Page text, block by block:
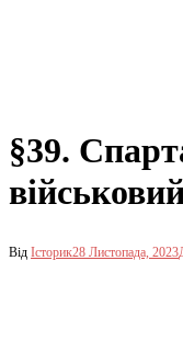
§39.
Від Історик28 Листопада, 2023